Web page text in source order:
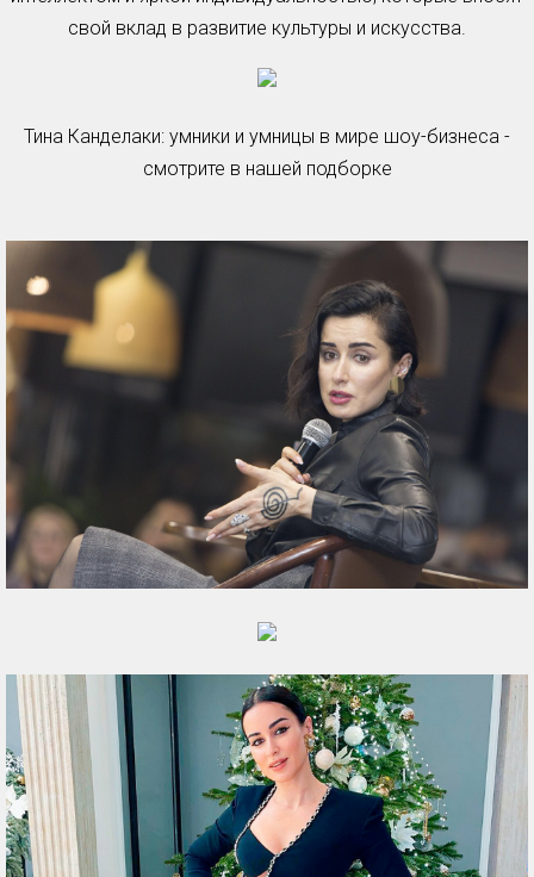
свой вклад в развитие культуры и искусства.
Тина Канделаки: умники и умницы в мире шоу-бизнеса -
смотрите в нашей подборке